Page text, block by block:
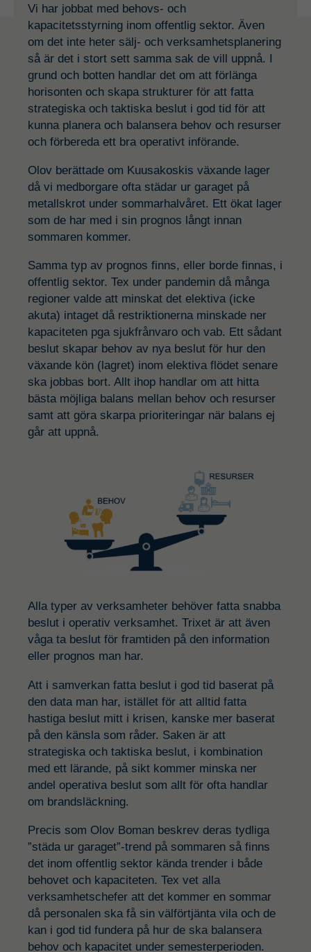
Vi har jobbat med behovs- och
kapacitetsstyrning inom offentlig sektor. Även
om det inte heter sälj- och verksamhetsplanering
så är det i stort sett samma sak de vill uppnå. I
grund och botten handlar det om att förlänga
horisonten och skapa strukturer för att fatta
strategiska och taktiska beslut i god tid för att
kunna planera och balansera behov och resurser
och förbereda ett bra operativt införande.
Olov berättade om Kuusakoskis växande lager
då vi medborgare ofta städar ur garaget på
metallskrot under sommarhalvåret. Ett ökat lager
som de har med i sin prognos långt innan
sommaren kommer.
Samma typ av prognos finns, eller borde finnas, i
offentlig sektor. Tex under pandemin då många
regioner valde att minskat det elektiva (icke
akuta) intaget då restriktionerna minskade ner
kapaciteten pga sjukfrånvaro och vab. Ett sådant
beslut skapar behov av nya beslut för hur den
växande kön (lagret) inom elektiva flödet senare
ska jobbas bort. Allt ihop handlar om att hitta
bästa möjliga balans mellan behov och resurser
samt att göra skarpa prioriteringar när balans ej
går att uppnå.
Alla typer av verksamheter behöver fatta snabba
beslut i operativ verksamhet. Trixet är att även
våga ta beslut för framtiden på den information
eller prognos man har.
Att i samverkan fatta beslut i god tid baserat på
den data man har, istället för att alltid fatta
hastiga beslut mitt i krisen, kanske mer baserat
på den känsla som råder. Saken är att
strategiska och taktiska beslut, i kombination
med ett lärande, på sikt kommer minska ner
andel operativa beslut som allt för ofta handlar
om brandsläckning.
Precis som Olov Boman beskrev deras tydliga
”städa ur garaget”-trend på sommaren så finns
det inom offentlig sektor kända trender i både
behovet och kapaciteten. Tex vet alla
verksamhetschefer att det kommer en sommar
då personalen ska få sin välförtjänta vila och de
kan i god tid fundera på hur de ska balansera
behov och kapacitet under semesterperioden.